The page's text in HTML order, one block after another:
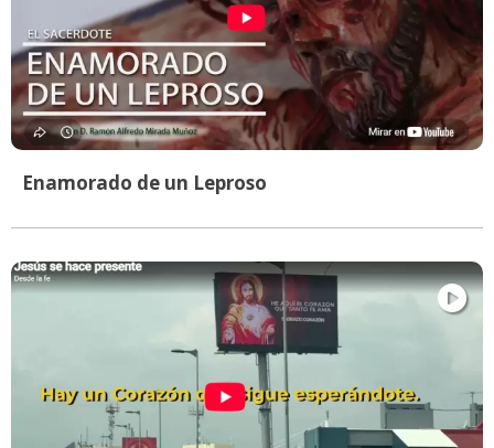
Enamorado de un Leproso